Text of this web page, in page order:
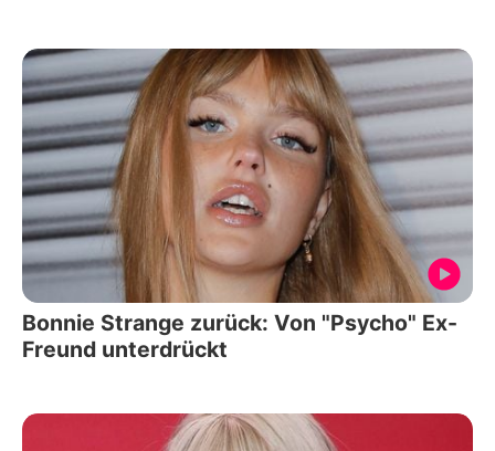
Bonnie Strange zurück: Von "Psycho" Ex-
Freund unterdrückt